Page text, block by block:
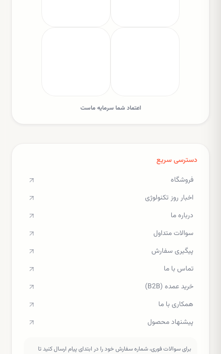
اعتماد شما سرمایه ماست
دسترسی سریع
فروشگاه
اخبار روز تکنولوژی
درباره ما
سوالات متداول
پیگیری سفارش
تماس با ما
خرید عمده (B2B)
همکاری با ما
پیشنهاد محصول
برای سوالات فوری، شماره سفارش خود را در ابتدای پیام ارسال کنید تا